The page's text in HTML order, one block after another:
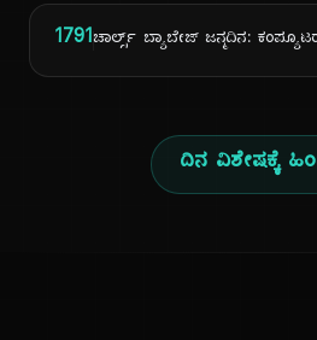
1791ಚಾರ್ಲ್ಸ್ ಬ್ಯಾಬೇಜ್ ಜನ್ಮದಿನ:
ದಿನ ವಿಶೇಷಕ್ಕೆ